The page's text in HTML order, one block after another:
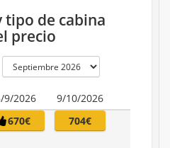
tipo de cabina
precio
9/2026 9/10/2026
670€ 704€